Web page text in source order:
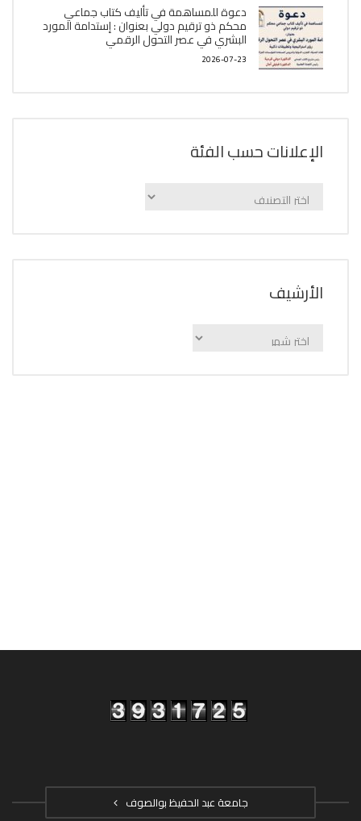
دعوة للمساهمة في تأليف كتاب جماعي
محكم ذو ترقيم دولي بعنوان : إستدامة المورد
البشري في عصر التحول الرقمي
2026-07-23
الإعلانات حسب الفئة
الإعلانات
اﻷرشيف
اﻷرشيف
جامعة عبد الحفيظ بوالصوف